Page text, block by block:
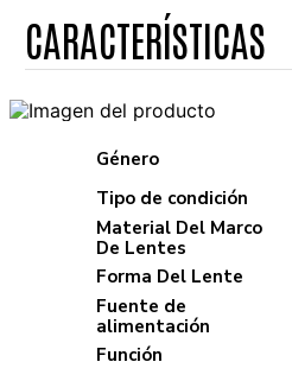
Género
Tipo de condición
Material Del Marco
De Lentes
Forma Del Lente
Fuente de
alimentación
Función